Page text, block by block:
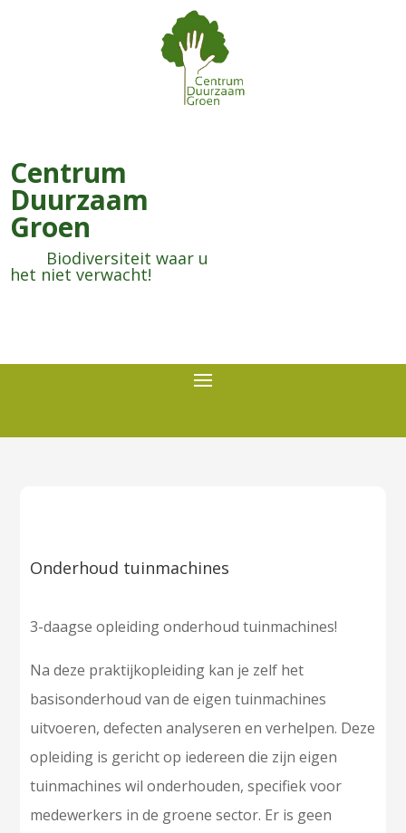
Centrum
Duurzaam
Groen
Biodiversiteit waar u
het niet verwacht!
Onderhoud tuinmachines
3-daagse opleiding onderhoud tuinmachines!
Na deze praktijkopleiding kan je zelf het
basisonderhoud van de eigen tuinmachines
uitvoeren, defecten analyseren en verhelpen. Deze
opleiding is gericht op iedereen die zijn eigen
tuinmachines wil onderhouden, specifiek voor
medewerkers in de groene sector. Er is geen